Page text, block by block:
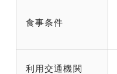
食事条件
利用交通機関